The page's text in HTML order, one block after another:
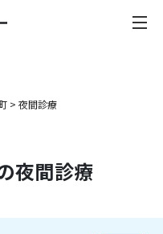
> 夜間診療
夜間診療